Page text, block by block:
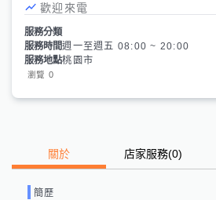
歡迎來電
服務分類
服務時間週一至週五 08:00 ~ 20:00
服務地點桃園市
瀏覽 0
關於 店家服務(0)
簡歷